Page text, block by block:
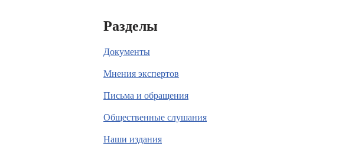
Разделы
Документы
Мнения экспертов
Письма и обращения
Общественные слушания
Наши издания